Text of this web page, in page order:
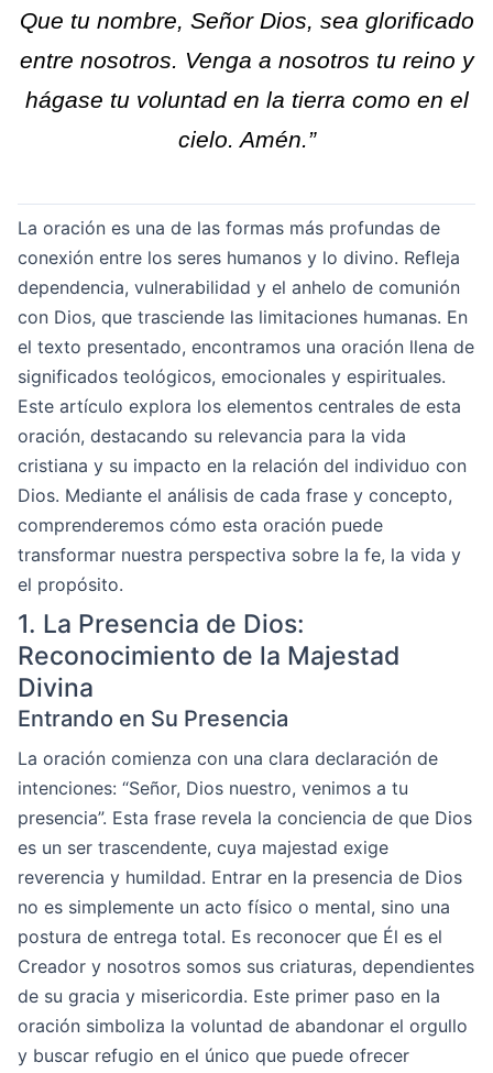
Que tu nombre, Señor Dios, sea glorificado
entre nosotros. Venga a nosotros tu reino y
hágase tu voluntad en la tierra como en el
cielo. Amén.”
La oración es una de las formas más profundas de
conexión entre los seres humanos y lo divino. Refleja
dependencia, vulnerabilidad y el anhelo de comunión
con Dios, que trasciende las limitaciones humanas. En
el texto presentado, encontramos una oración llena de
significados teológicos, emocionales y espirituales.
Este artículo explora los elementos centrales de esta
oración, destacando su relevancia para la vida
cristiana y su impacto en la relación del individuo con
Dios. Mediante el análisis de cada frase y concepto,
comprenderemos cómo esta oración puede
transformar nuestra perspectiva sobre la fe, la vida y
el propósito.
1. La Presencia de Dios:
Reconocimiento de la Majestad
Divina
Entrando en Su Presencia
La oración comienza con una clara declaración de
intenciones: “Señor, Dios nuestro, venimos a tu
presencia”. Esta frase revela la conciencia de que Dios
es un ser trascendente, cuya majestad exige
reverencia y humildad. Entrar en la presencia de Dios
no es simplemente un acto físico o mental, sino una
postura de entrega total. Es reconocer que Él es el
Creador y nosotros somos sus criaturas, dependientes
de su gracia y misericordia. Este primer paso en la
oración simboliza la voluntad de abandonar el orgullo
y buscar refugio en el único que puede ofrecer